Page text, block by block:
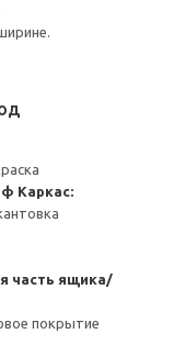
Каркас:
часть ящика/
покрытие